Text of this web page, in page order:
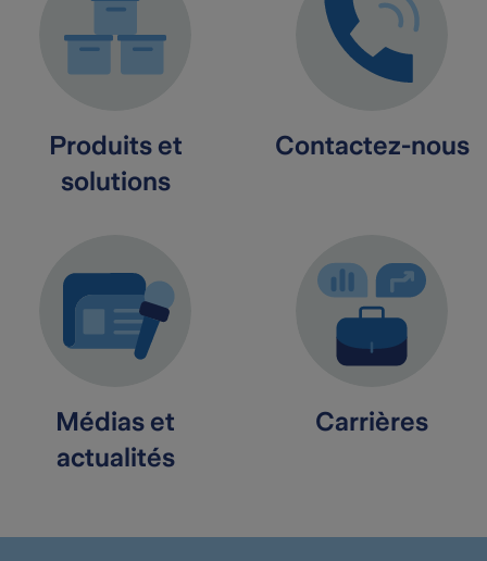
Produits et
solutions
Contactez-nous
Médias et
actualités
Carrières